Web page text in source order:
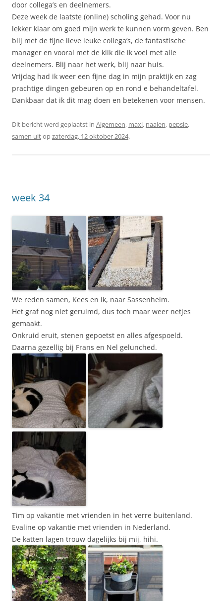
door collega’s en deelnemers.
Deze week de laatste (online) scholing gehad. Voor nu
lekker klaar om goed mijn werk te kunnen vorm geven. Ben
blij met de fijne lieve leuke collega’s, de fantastische
manager en vooral met de klik die ik voel met alle
deelnemers. Blij naar het werk, blij naar huis.
Vrijdag had ik weer een fijne dag in mijn praktijk en zag
prachtige dingen gebeuren op en rond e behandeltafel.
Dankbaar dat ik dit mag doen en betekenen voor mensen.
Dit bericht werd geplaatst in Algemeen, maxi, naaien, pepsie,
samen uitopzaterdag, 12 oktober 2024.
week 34
We reden samen, Kees en ik, naar Sassenheim.
Het graf nog niet geruimd, dus toch maar weer netjes
gemaakt.
Onkruid eruit, stenen gepoetst en alles afgespoeld.
Daarna gezellig bij Frans en Nel gelunched.
Tim op vakantie met vrienden in het verre buitenland.
Evaline op vakantie met vrienden in Nederland.
De katten lagen trouw dagelijks bij mij, hihi.